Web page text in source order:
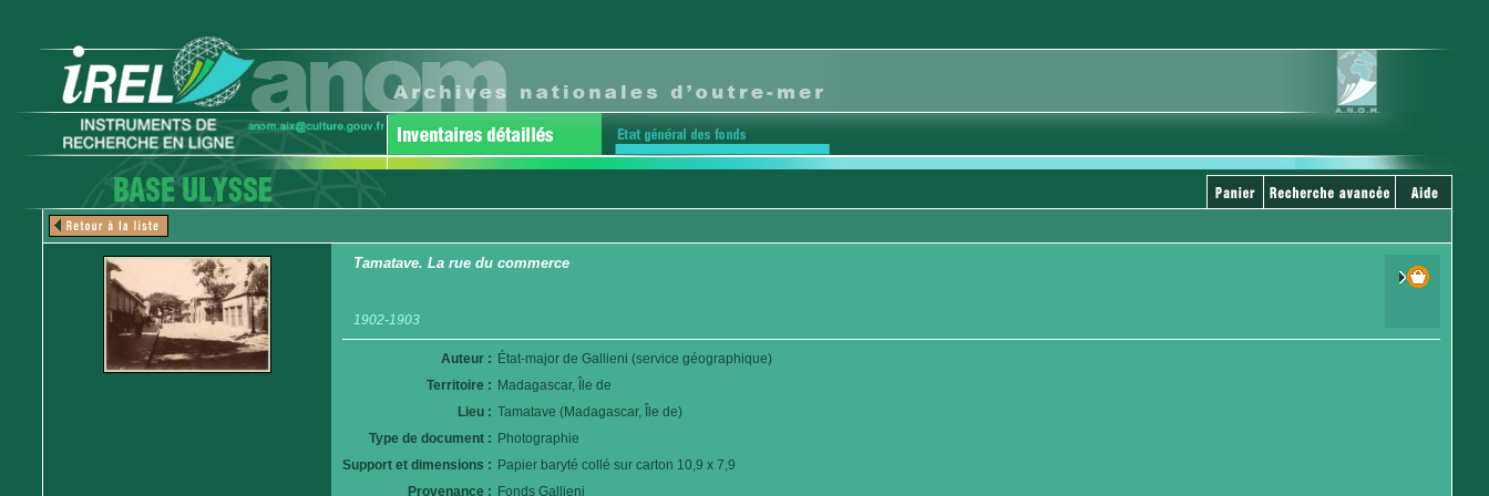
Tamatave. La rue du commerce
1902-1903
Auteur : État-major de Gallieni (service géographique)
Territoire : Madagascar, Île de
Lieu : Tamatave (Madagascar, Île de)
Type de document : Photographie
Support et dimensions : Papier baryté collé sur carton 10,9 x 7,9
Provenance : Fonds Gallieni